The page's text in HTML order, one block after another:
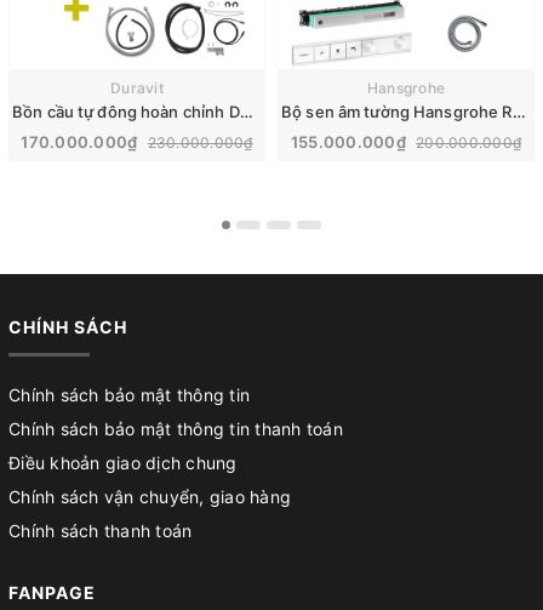
Duravit
Bồn cầu tự đông hoàn chỉnh Duravit SensoWash® Starck f Plus | 650000012004320
170.000.000₫ 230.000.000₫
Hansgrohe
Bộ sen âm tường Hansgrohe Rainfinity nhập khẩu Đức | 26230700
155.000.000₫ 200.000.000₫
CHÍNH SÁCH
Chính sách bảo mật thông tin
Chính sách bảo mật thông tin thanh toán
Điều khoản giao dịch chung
Chính sách vận chuyển, giao hàng
Chính sách thanh toán
FANPAGE